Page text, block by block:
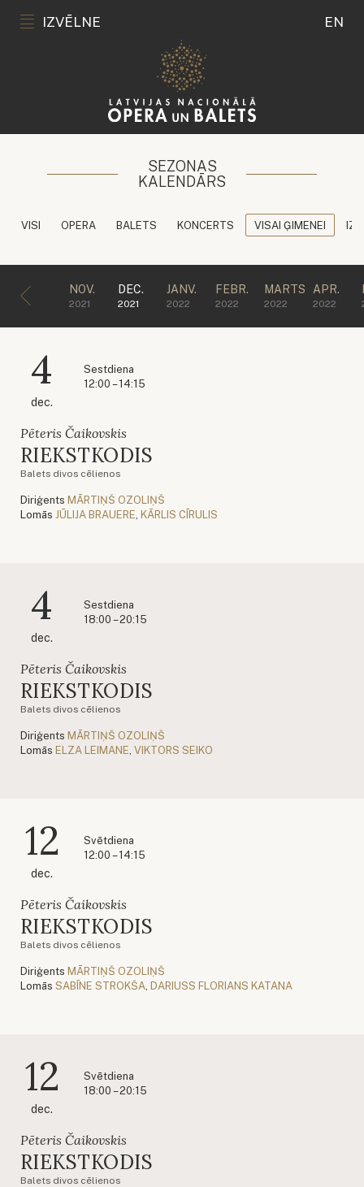
IZVĒLNE EN
SEZONAS
KALENDĀRS
VISI OPERA BALETS KONCERTS VISAI ĢIMENEI
NOV.
2021
DEC.
2021
JANV.
2022
FEBR.
2022
MARTS
2022
APR.
2022
4
dec.
Sestdiena
12:00 – 14:15
Pēteris Čaikovskis
RIEKSTKODIS
Balets divos cēlienos
Diriģents MĀRTIŅŠ OZOLIŅŠ
Lomās JŪLIJA BRAUERE KĀRLIS CĪRULIS
4
dec.
Sestdiena
18:00 – 20:15
Pēteris Čaikovskis
RIEKSTKODIS
Balets divos cēlienos
Diriģents MĀRTIŅŠ OZOLIŅŠ
Lomās ELZA LEIMANE VIKTORS SEIKO
12
dec.
Svētdiena
12:00 – 14:15
Pēteris Čaikovskis
RIEKSTKODIS
Balets divos cēlienos
Diriģents MĀRTIŅŠ OZOLIŅŠ
Lomās SABĪNE STROKŠA DARIUSS FLORIANS KATANA
12
dec.
Svētdiena
18:00 – 20:15
Pēteris Čaikovskis
RIEKSTKODIS
Balets divos cēlienos